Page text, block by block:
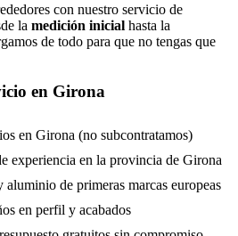
con nuestro servicio de
la medición inicial hasta la
de todo para que no tengas que
en Girona
en Girona (no subcontratamos)
experiencia en la provincia de Girona
aluminio de primeras marcas europeas
en perfil y acabados